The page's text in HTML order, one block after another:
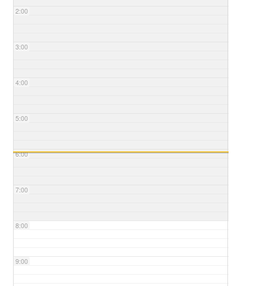
2:00
3:00
4:00
5:00
6:00
7:00
8:00
9:00